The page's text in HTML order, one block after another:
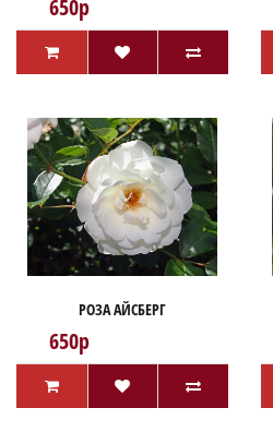
650р
РОЗА АЙСБЕРГ
650р